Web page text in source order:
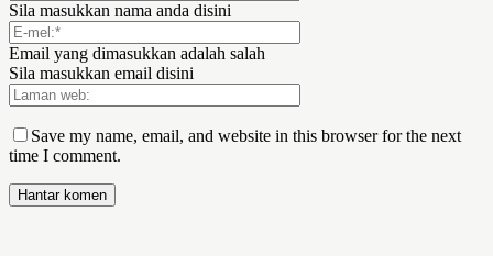
Sila masukkan nama anda disini
Email yang dimasukkan adalah salah
Sila masukkan email disini
Save my name, email, and website in this browser for the next
time I comment.